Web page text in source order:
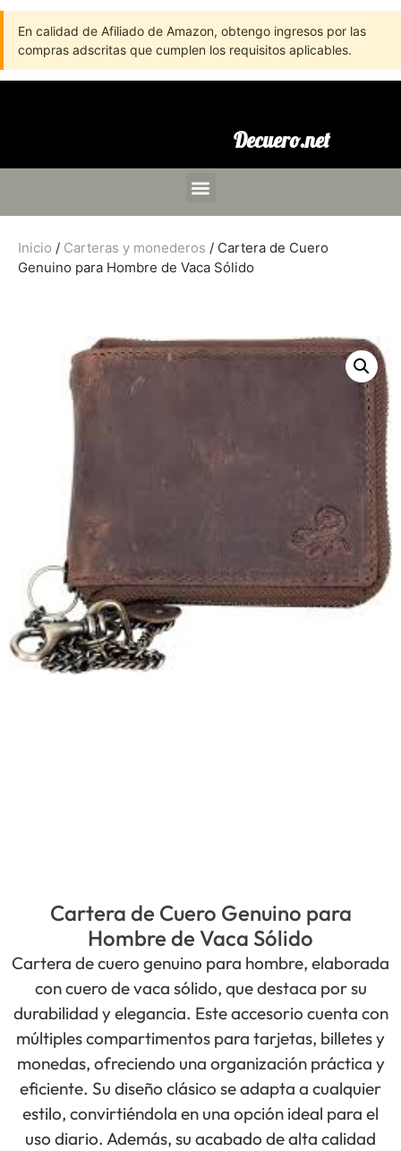
En calidad de Afiliado de Amazon, obtengo ingresos por las
compras adscritas que cumplen los requisitos aplicables.
Decuero.net
Inicio / Carteras y monederos / Cartera de Cuero
Genuino para Hombre de Vaca Sólido
Cartera de Cuero Genuino para
Hombre de Vaca Sólido
Cartera de cuero genuino para hombre, elaborada
con cuero de vaca sólido, que destaca por su
durabilidad y elegancia. Este accesorio cuenta con
múltiples compartimentos para tarjetas, billetes y
monedas, ofreciendo una organización práctica y
eficiente. Su diseño clásico se adapta a cualquier
estilo, convirtiéndola en una opción ideal para el
uso diario. Además, su acabado de alta calidad